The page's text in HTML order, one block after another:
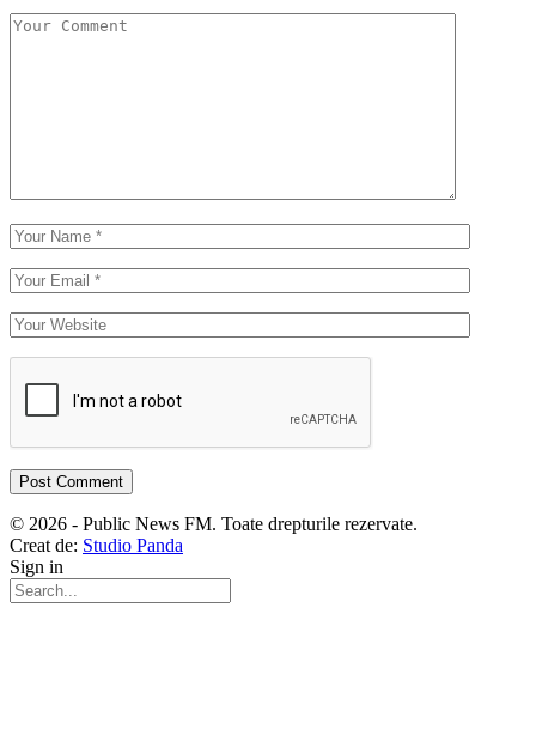
© 2026 - Public News FM. Toate drepturile rezervate.
Creat de: Studio Panda
Sign in